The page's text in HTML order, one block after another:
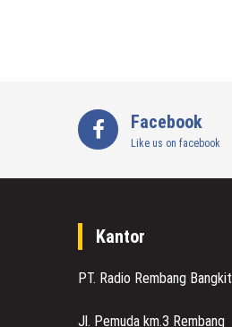
Facebook
Like us on facebook
Kantor
PT. Radio Rembang Bangkit
Jl. Pemuda km.3 Rembang